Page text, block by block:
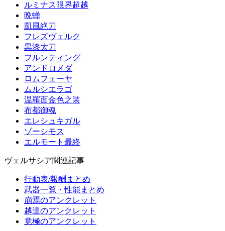
ルミナス限界超越
晩蝉
凱風絶刀
フレズヴェルク
黒漆太刀
フルンティング
アンドロメダ
ロムフェーヤ
ムルシエラゴ
温羅面金色之装
布都御魂
エレシュキガル
ゾーシモス
エルモート最終
ヴェルサシア関連記事
行動表/報酬まとめ
武器一覧・性能まとめ
崩焉のアンクレット
越達のアンクレット
竟極のアンクレット